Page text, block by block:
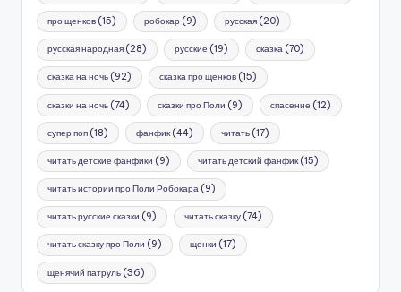
про щенков (15) робокар (9) русская(20)
русская народная (28) русские (19) сказка(70)
сказка на ночь (92) сказка про щенков(15)
сказки на ночь (74) сказки про Поли (9) спасение (12)
супер поп (18) фанфик(44) читать(17)
читать детские фанфики (9) читать детский фанфик(15)
читать истории про Поли Робокара (9)
читать русские сказки (9) читать сказку(74)
читать сказку про Поли (9) щенки (17)
щенячий патруль (36)